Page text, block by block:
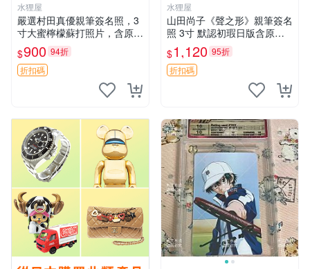
水狸屋
嚴選村田真優親筆簽名照，3
寸大蜜檸檬蘇打照片，含原裝
卡套。收藏級面簽照，拍後即
送！蜜檸檬、照片、簽名照
$900 94折
折扣碼
水狸屋
山田尚子《聲之形》親筆簽名
照 3寸 默認初瑕日版含原裝
卡磚 聲之形 經典 預定
$1,120 95折
折扣碼